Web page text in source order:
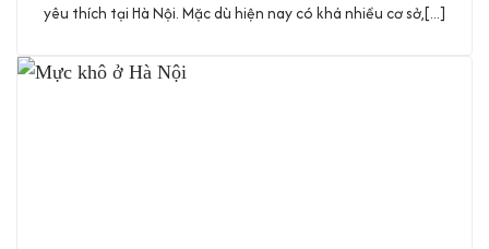
yêu thích tại Hà Nội. Mặc dù hiện nay có khá nhiều cơ sở,[...]